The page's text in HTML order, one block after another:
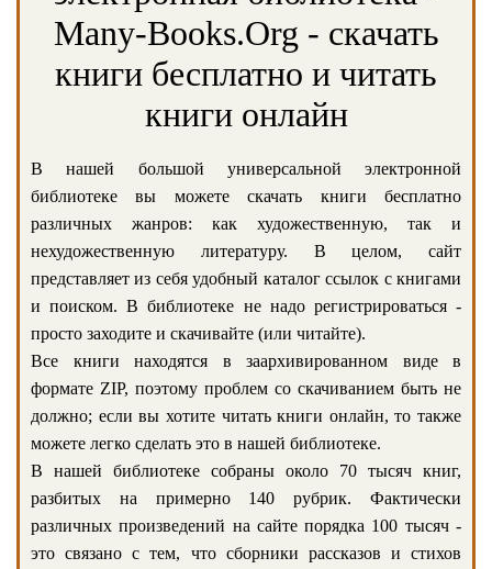
Many-Books.Org - скачать
книги бесплатно и читать
книги онлайн
В нашей большой универсальной электронной
библиотеке вы можете скачать книги бесплатно
различных жанров: как художественную, так и
нехудожественную литературу. В целом, сайт
представляет из себя удобный каталог ссылок с книгами
и поиском. В библиотеке не надо регистрироваться -
просто заходите и скачивайте (или читайте).
Все книги находятся в заархивированном виде в
формате ZIP, поэтому проблем со скачиванием быть не
должно; если вы хотите читать книги онлайн, то также
можете легко сделать это в нашей библиотеке.
В нашей библиотеке собраны около 70 тысяч книг,
разбитых на примерно 140 рубрик. Фактически
различных произведений на сайте порядка 100 тысяч -
это связано с тем, что сборники рассказов и стихов